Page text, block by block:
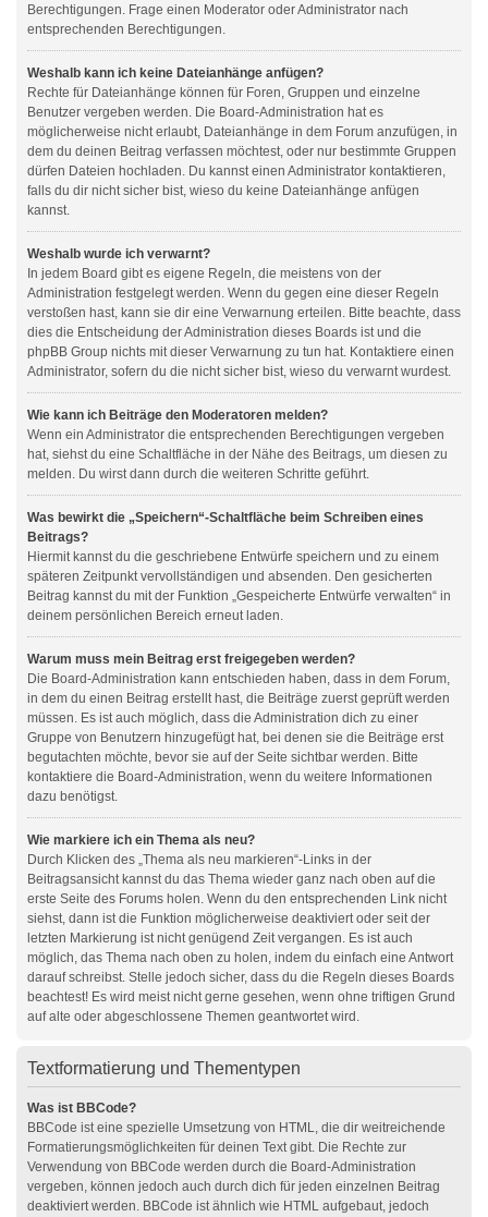
Berechtigungen. Frage einen Moderator oder Administrator nach
entsprechenden Berechtigungen.
Weshalb kann ich keine Dateianhänge anfügen?
Rechte für Dateianhänge können für Foren, Gruppen und einzelne
Benutzer vergeben werden. Die Board-Administration hat es
möglicherweise nicht erlaubt, Dateianhänge in dem Forum anzufügen, in
dem du deinen Beitrag verfassen möchtest, oder nur bestimmte Gruppen
dürfen Dateien hochladen. Du kannst einen Administrator kontaktieren,
falls du dir nicht sicher bist, wieso du keine Dateianhänge anfügen
kannst.
Weshalb wurde ich verwarnt?
In jedem Board gibt es eigene Regeln, die meistens von der
Administration festgelegt werden. Wenn du gegen eine dieser Regeln
verstoßen hast, kann sie dir eine Verwarnung erteilen. Bitte beachte, dass
dies die Entscheidung der Administration dieses Boards ist und die
phpBB Group nichts mit dieser Verwarnung zu tun hat. Kontaktiere einen
Administrator, sofern du die nicht sicher bist, wieso du verwarnt wurdest.
Wie kann ich Beiträge den Moderatoren melden?
Wenn ein Administrator die entsprechenden Berechtigungen vergeben
hat, siehst du eine Schaltfläche in der Nähe des Beitrags, um diesen zu
melden. Du wirst dann durch die weiteren Schritte geführt.
Was bewirkt die „Speichern“-Schaltfläche beim Schreiben eines
Beitrags?
Hiermit kannst du die geschriebene Entwürfe speichern und zu einem
späteren Zeitpunkt vervollständigen und absenden. Den gesicherten
Beitrag kannst du mit der Funktion „Gespeicherte Entwürfe verwalten“ in
deinem persönlichen Bereich erneut laden.
Warum muss mein Beitrag erst freigegeben werden?
Die Board-Administration kann entschieden haben, dass in dem Forum,
in dem du einen Beitrag erstellt hast, die Beiträge zuerst geprüft werden
müssen. Es ist auch möglich, dass die Administration dich zu einer
Gruppe von Benutzern hinzugefügt hat, bei denen sie die Beiträge erst
begutachten möchte, bevor sie auf der Seite sichtbar werden. Bitte
kontaktiere die Board-Administration, wenn du weitere Informationen
dazu benötigst.
Wie markiere ich ein Thema als neu?
Durch Klicken des „Thema als neu markieren“-Links in der
Beitragsansicht kannst du das Thema wieder ganz nach oben auf die
erste Seite des Forums holen. Wenn du den entsprechenden Link nicht
siehst, dann ist die Funktion möglicherweise deaktiviert oder seit der
letzten Markierung ist nicht genügend Zeit vergangen. Es ist auch
möglich, das Thema nach oben zu holen, indem du einfach eine Antwort
darauf schreibst. Stelle jedoch sicher, dass du die Regeln dieses Boards
beachtest! Es wird meist nicht gerne gesehen, wenn ohne triftigen Grund
auf alte oder abgeschlossene Themen geantwortet wird.
Textformatierung und Thementypen
Was ist BBCode?
BBCode ist eine spezielle Umsetzung von HTML, die dir weitreichende
Formatierungsmöglichkeiten für deinen Text gibt. Die Rechte zur
Verwendung von BBCode werden durch die Board-Administration
vergeben, können jedoch auch durch dich für jeden einzelnen Beitrag
deaktiviert werden. BBCode ist ähnlich wie HTML aufgebaut, jedoch